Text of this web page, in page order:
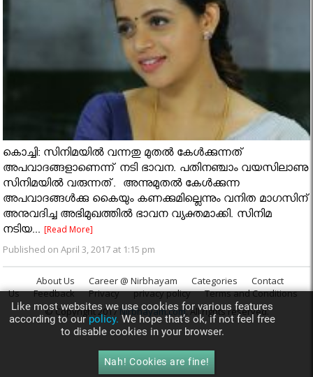
കൊച്ചി: സിനിമയില്‍ വന്നതു മുതല്‍ കേള്‍ക്കുന്നത്
അപവാദങ്ങളാണെന്ന് നടി ഭാവന. പതിനഞ്ചാം വയസിലാണു
സിനിമയില്‍ വരുന്നത്. അന്നുമുതല്‍ കേള്‍ക്കുന്ന
അപവാദങ്ങള്‍ക്കു കൈയും കണക്കുമില്ലെന്നും വനിത മാഗസിന്
അനുവദിച്ച അഭിമുഖത്തില്‍ ഭാവന വ്യക്തമാക്കി. സിനിമ
നടിയ...[Read More]
Published on April 3, 2017 at 1:15 pm
About Us Career @ Nirbhayam Categories
Contact
Us
Feedback Privacy privacy policy
Terms and Conditions
© Copyright 2017Nirbhayam.com. All rights reserved.
Like most websites we use cookies for various features
according to ourpolicy.We hope that’s ok, if not feel free
to disable cookies in your browser.
Nah! Cookies are fine!